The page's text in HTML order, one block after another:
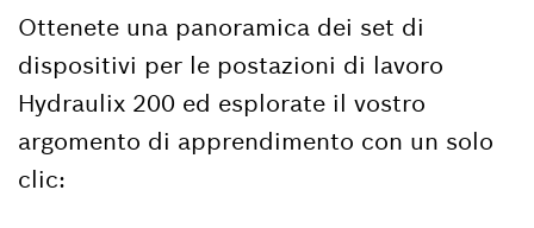
Ottenete una panoramica dei set di
dispositivi per le postazioni di lavoro
Hydraulix 200 ed esplorate il vostro
argomento di apprendimento con un solo
clic: